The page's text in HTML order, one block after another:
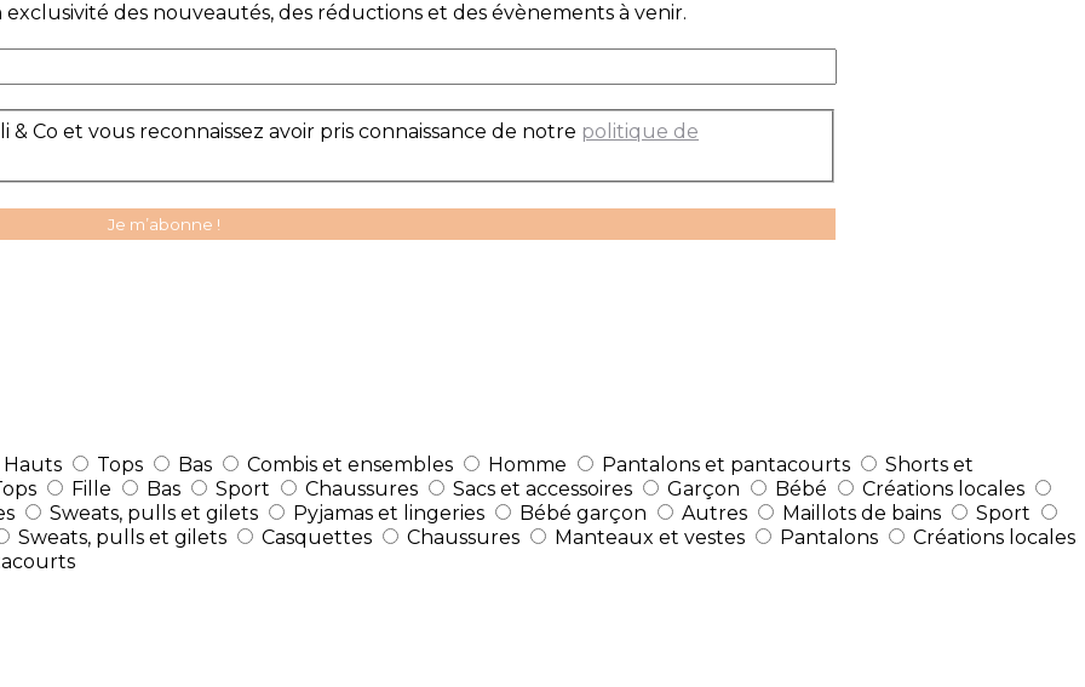
des nouveautés, des réductions et des évènements à venir.
Co et vous reconnaissez avoir pris connaissance de notre politique de
Hauts Tops Bas Combis et ensembles Homme Pantalons et pantacourts
Shorts et
Fille Bas Sport Chaussures Sacs et accessoires Garçon Bébé
Créations locales
Sweats, pulls et gilets Pyjamas et lingeries Bébé garçon Autres Maillots de bains
Sport
Sweats, pulls et gilets Casquettes Chaussures Manteaux et vestes Pantalons
Créations locales